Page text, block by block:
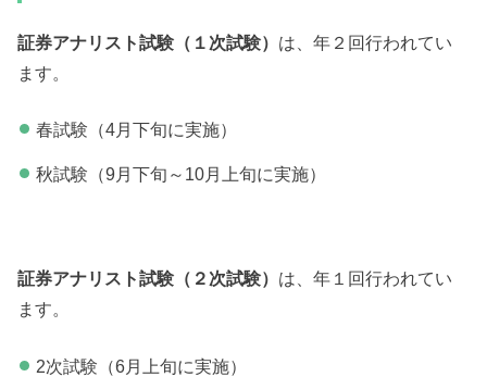
証券アナリスト試験（１次試験） は、年２回行われてい
ます。
春試験（4月下旬に実施）
秋試験（9月下旬～10月上旬に実施）
証券アナリスト試験（２次試験） は、年１回行われてい
ます。
2次試験（6月上旬に実施）